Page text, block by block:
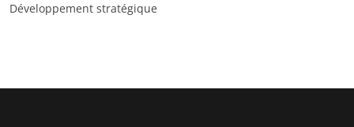
Développement stratégique